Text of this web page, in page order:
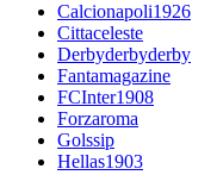
Calcionapoli1926
Cittaceleste
Derbyderbyderby
Fantamagazine
FCInter1908
Forzaroma
Golssip
Hellas1903